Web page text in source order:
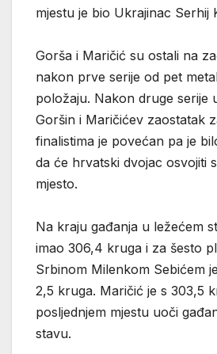
mjestu je bio Ukrajinac Serhij
Gorša i Maričić su ostali na
nakon prve serije od pet
položaju. Nakon druge serije
Goršin i Maričićev zaostatak
finalistima je povećan pa je
da će hrvatski dvojac osvojiti
mjesto.
Na kraju gađanja u ležećem
imao 306,4 kruga i za šesto
Srbinom Milenkom Sebićem
2,5 kruga. Maričić je s 303,5
posljednjem mjestu uoči
stavu.